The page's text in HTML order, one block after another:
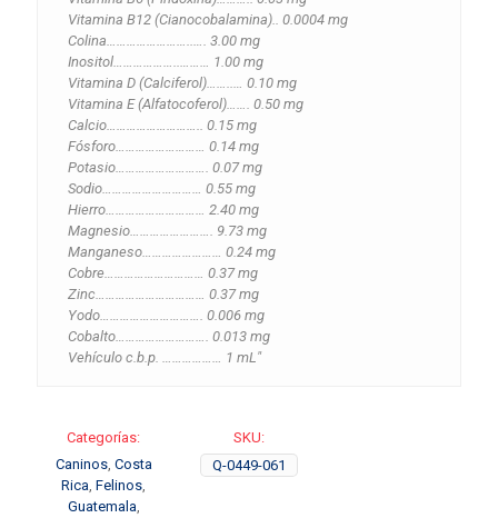
Vitamina B12 (Cianocobalamina).. 0.0004 mg
Colina……………………..…. 3.00 mg
Inositol………………..……… 1.00 mg
Vitamina D (Calciferol)……..… 0.10 mg
Vitamina E (Alfatocoferol)……. 0.50 mg
Calcio……………………….. 0.15 mg
Fósforo……………………… 0.14 mg
Potasio………………………. 0.07 mg
Sodio………………………… 0.55 mg
Hierro………………………… 2.40 mg
Magnesio……………………. 9.73 mg
Manganeso…………………… 0.24 mg
Cobre………………………… 0.37 mg
Zinc…………………………… 0.37 mg
Yodo…………………………. 0.006 mg
Cobalto………………………. 0.013 mg
Vehículo c.b.p. ……………… 1 mL"
Categorías:
Caninos, Costa
Rica,Felinos,
Guatemala,
SKU:
Q-0449-061